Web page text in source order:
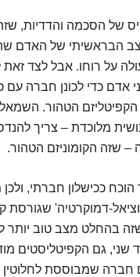
של הסכמה והדדיות,
הבראשיתי של האדם
על רוחו. אבל לצד זאת
אדם כדי לכונן חברה עם
הטהור.
מלוכדת – צריך
– שזה הקומוניזם הטהור.
הוכח ככישלון חברתי,
דמוקרטיה'
בהחלט מצב טוב יותר
שני, גם הקפיטליסטים
חברה שמבוססת